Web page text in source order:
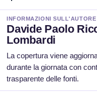
INFORMAZIONI SULL'AUTORE
Davide Paolo
Lombardi
La copertura viene
durante la giornata con
trasparente delle fonti.